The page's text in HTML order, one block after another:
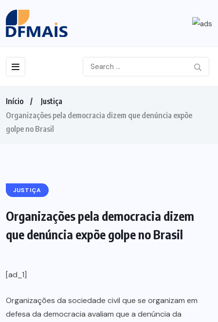
Início
Justiça
Organizações pela democracia dizem que denúncia expõe
golpe no Brasil
JUSTIÇA
Organizações pela democracia dizem
que denúncia expõe golpe no Brasil
[ad_1]
Organizações da sociedade civil que se organizam em
defesa da democracia avaliam que a denúncia da